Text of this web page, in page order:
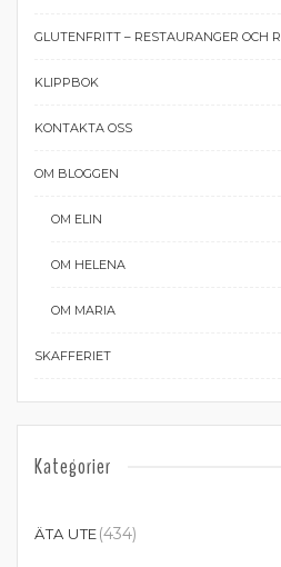
GLUTENFRITT – RESTAURANGER OCH
KLIPPBOK
KONTAKTA OSS
OM BLOGGEN
OM ELIN
OM HELENA
OM MARIA
SKAFFERIET
Kategorier
ÄTA UTE(434)